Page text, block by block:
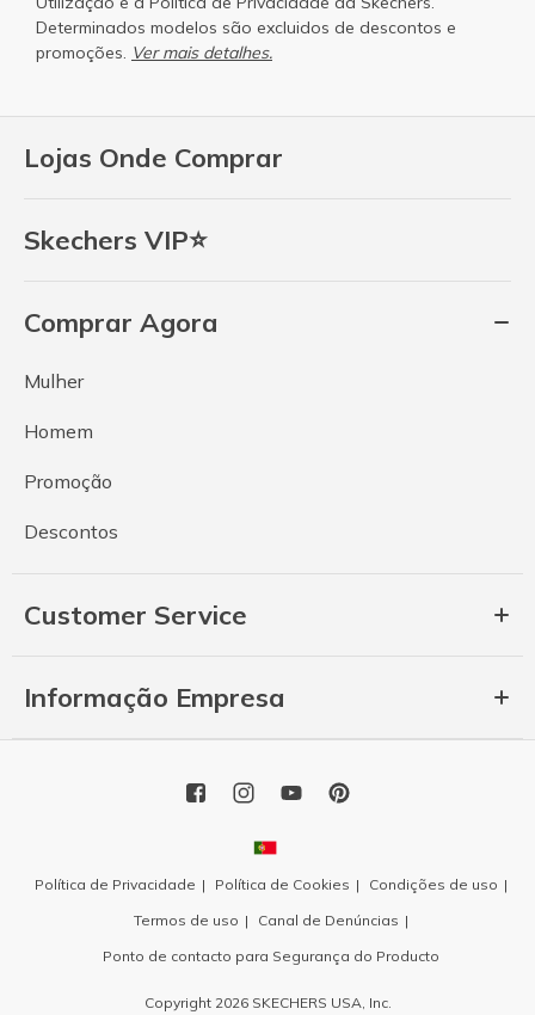
Lojas Onde Comprar
Skechers VIP⭐
Comprar Agora
Mulher
Homem
Promoção
Descontos
Customer Service
Informação Empresa
Determinados modelos são excluidos de descontos e
promoções. Ver mais detalhes.
Política de Privacidade Política de Cookies
Condições de uso
Termos de uso
Canal de Denúncias
Ponto de contacto para Segurança do Producto
Copyright 2026 SKECHERS USA, Inc.